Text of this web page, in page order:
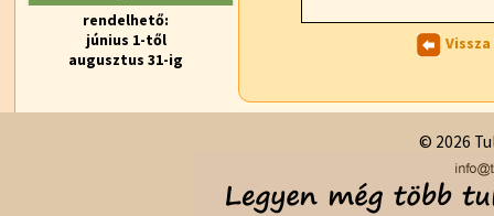
rendelhető:
június 1-től
augusztus 31-ig
© 2026